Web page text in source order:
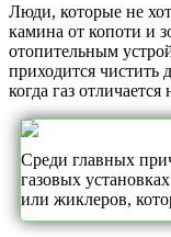
Люди, которые не
камина от копоти и
отопительным
приходится чистить
когда газ
Среди главных
газовых
или жиклеров,